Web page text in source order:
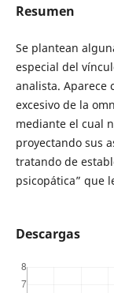
Resumen
Se plantean
especial del
analista. Aparece
excesivo de la
mediante el cual
proyectando sus
tratando de
psicopática” que
Descargas